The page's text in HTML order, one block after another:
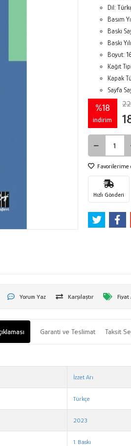
Dil:
Basım
Baskı
Baskı
Boyut:
Kağıt
Kapak
Sayfa
%18
indirim
Favorilerime
Hızlı Gönderi
Yorum Yaz Karşılaştır Fiyat
Garanti ve Teslimat Taksit
İzzet Arı
Türkçe
2023
1. Baskı